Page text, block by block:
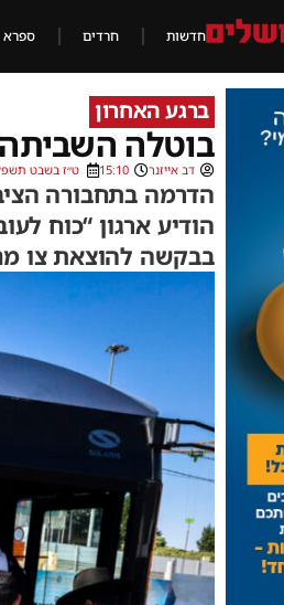
חדשות חרדים ספרא
ברגע האחרון
בוטלה השביתה
דב אייזנר 15:10 ט״ז בשבט תשפ״ו (03/02/
הדרמה בתחבורה
הודיע ארגון “כוח
בבקשה להוצאת צו